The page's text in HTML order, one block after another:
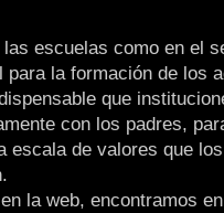
escuelas como en el
para la formación de los
que
con los padres,
escala de valores que
la web, encontramos